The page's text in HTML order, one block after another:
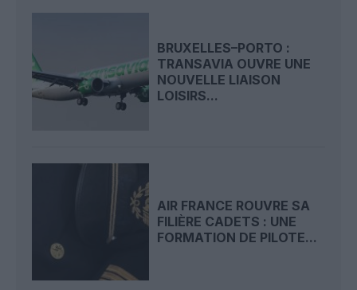
BRUXELLES–PORTO :
TRANSAVIA OUVRE UNE
NOUVELLE LIAISON
LOISIRS...
AIR FRANCE ROUVRE SA
FILIÈRE CADETS : UNE
FORMATION DE PILOTE...